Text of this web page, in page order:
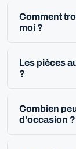
Comment
moi ?
Les pièces
?
Combien
d'occasion ?